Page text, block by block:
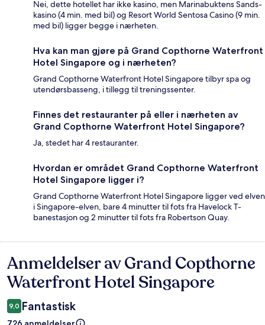
Nei, dette hotellet har ikke kasino, men Marinabuktens Sands-
kasino (4 min. med bil) og Resort World Sentosa Casino (9 min.
med bil) ligger begge i nærheten.
Hva kan man gjøre på Grand Copthorne Waterfront
Hotel Singapore og i nærheten?
Grand Copthorne Waterfront Hotel Singapore tilbyr spa og
utendørsbasseng, i tillegg til treningssenter.
Finnes det restauranter på eller i nærheten av
Grand Copthorne Waterfront Hotel Singapore?
Ja, stedet har 4 restauranter.
Hvordan er området Grand Copthorne Waterfront
Hotel Singapore ligger i?
Grand Copthorne Waterfront Hotel Singapore ligger ved elven
i Singapore-elven, bare 4 minutter til fots fra Havelock T-
banestasjon og 2 minutter til fots fra Robertson Quay.
Anmeldelser
Anmeldelser av Grand Copthorne
Waterfront Hotel Singapore
9,0 Fantastisk